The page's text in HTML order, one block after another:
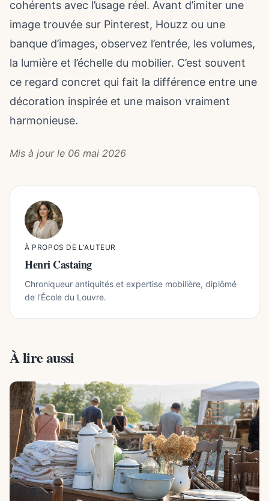
cohérents avec l’usage réel. Avant d’imiter une
image trouvée sur Pinterest, Houzz ou une
banque d’images, observez l’entrée, les volumes,
la lumière et l’échelle du mobilier. C’est souvent
ce regard concret qui fait la différence entre une
décoration inspirée et une maison vraiment
harmonieuse.
Mis à jour le 06 mai 2026
À PROPOS DE L'AUTEUR
Henri Castaing
Chroniqueur antiquités et expertise mobilière, diplômé
de l'École du Louvre.
À lire aussi